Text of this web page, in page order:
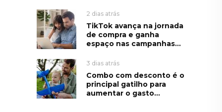
2 dias atrás
TikTok avança na jornada
de compra e ganha
espaço nas campanhas...
3 dias atrás
Combo com desconto é o
principal gatilho para
aumentar o gasto...